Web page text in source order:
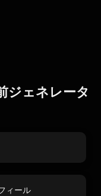
ジェネレータ
ィール